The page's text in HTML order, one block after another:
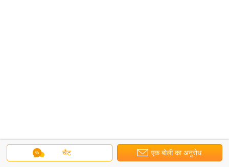
चैट एक बोली का अनुरोध